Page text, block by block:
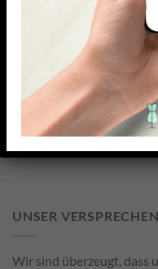
out of 5
(4)
VISKOSE-ELASTAN JERSEY
26,95
23,18 26,95 €
inkl. MwSt. zzgl.
Versandkosten
UNSER VERSPRECHEN
Wir sind überzeugt, dass